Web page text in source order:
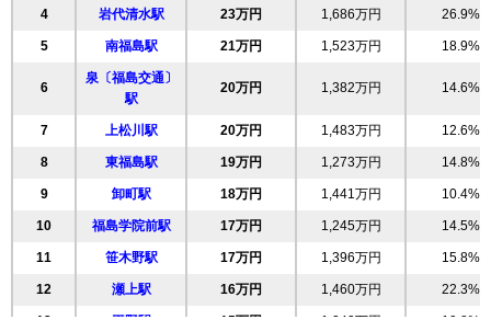
25 春日町 25万円 1,442万円 28.8%
26 方木田 25万円 1,824万円 22.4%
27 大森 25万円 1,835万円 22.5%
28 太平寺 24万円 1,611万円 37.5%
29 吉倉 24万円 1,648万円 22.8%
30 八島町 24万円 1,432万円 20.8%
31 豊田町 23万円 1,078万円 15.0%
32 森合町 23万円 1,493万円 26.0%
4 岩代清水駅 23万円 1,686万円 26.9%
5 南福島駅 21万円 1,523万円 18.9%
6
泉〔福島交通〕
駅
20万円 1,382万円 14.6%
7 上松川駅 20万円 1,483万円 12.6%
8 東福島駅 19万円 1,273万円 14.8%
9 卸町駅 18万円 1,441万円 10.4%
10 福島学院前駅 17万円 1,245万円 14.5%
11 笹木野駅 17万円 1,396万円 15.8%
12 瀬上駅 16万円 1,460万円 22.3%
13 平野駅 15万円 1,242万円 19.8%